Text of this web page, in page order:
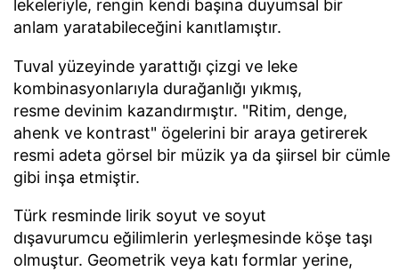
lekeleriyle, rengin kendi başına duyumsal bir
anlam yaratabileceğini kanıtlamıştır.
Tuval yüzeyinde yarattığı çizgi ve leke
kombinasyonlarıyla durağanlığı yıkmış,
resme devinim kazandırmıştır. "Ritim, denge,
ahenk ve kontrast" ögelerini bir araya getirerek
resmi adeta görsel bir müzik ya da şiirsel bir cümle
gibi inşa etmiştir.
Türk resminde lirik soyut ve soyut
dışavurumcu eğilimlerin yerleşmesinde köşe taşı
olmuştur. Geometrik veya katı formlar yerine,